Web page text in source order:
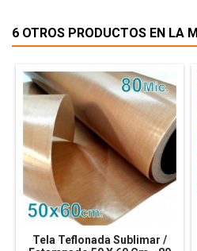
6 OTROS PRODUCTOS EN LA
Tela Teflonada Sublimar /